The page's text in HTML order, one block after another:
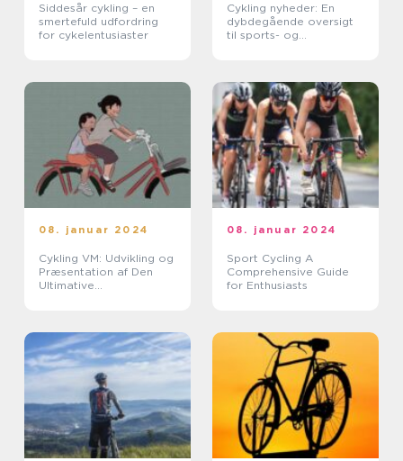
Siddesår cykling – en
smertefuld udfordring
for cykelentusiaster
Cykling nyheder: En
dybdegående oversigt
til sports- og
08. januar 2024
Cykling VM: Udvikling og
Præsentation af Den
Ultimative
08. januar 2024
Sport Cycling A
Comprehensive Guide
for Enthusiasts